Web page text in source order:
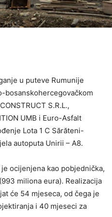
u puteve Rumunije
bosanskohercegovačkom
S.R.L.,
UMB i Euro-Asfalt
Lota 1 C Sărăteni-
autoputa Unirii – A8.
ocijenjena kao pobjednička,
miliona eura). Realizacija
će 54 mjeseca, od čega je
i 40 mjeseci za